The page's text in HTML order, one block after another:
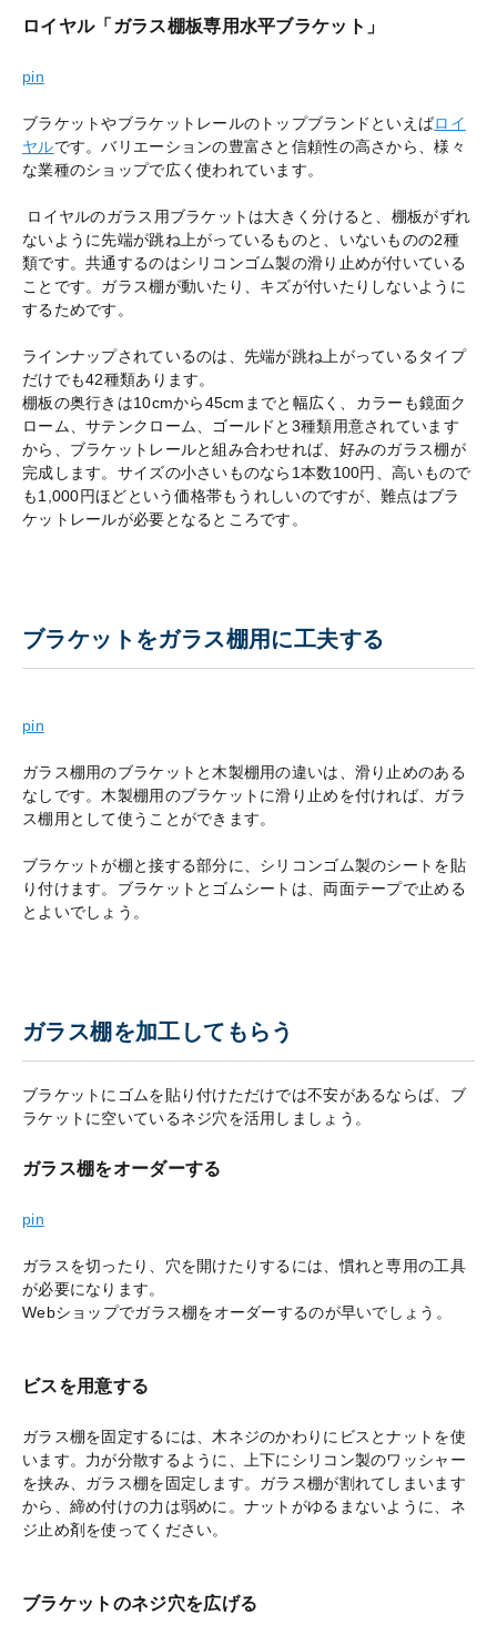
ロイヤル「ガラス棚板専用水平ブラケット」
pin
ブラケットやブラケットレールのトップブランドといえばロイ
ヤルです。バリエーションの豊富さと信頼性の高さから、様々
な業種のショップで広く使われています。
ロイヤルのガラス用ブラケットは大きく分けると、棚板がずれ
ないように先端が跳ね上がっているものと、いないものの2種
類です。共通するのはシリコンゴム製の滑り止めが付いている
ことです。ガラス棚が動いたり、キズが付いたりしないように
するためです。
ラインナップされているのは、先端が跳ね上がっているタイプ
だけでも42種類あります。
棚板の奥行きは10cmから45cmまでと幅広く、カラーも鏡面ク
ローム、サテンクローム、ゴールドと3種類用意されています
から、ブラケットレールと組み合わせれば、好みのガラス棚が
完成します。サイズの小さいものなら1本数100円、高いもので
も1,000円ほどという価格帯もうれしいのですが、難点はブラ
ケットレールが必要となるところです。
ブラケットをガラス棚用に工夫する
pin
ガラス棚用のブラケットと木製棚用の違いは、滑り止めのある
なしです。木製棚用のブラケットに滑り止めを付ければ、ガラ
ス棚用として使うことができます。
ブラケットが棚と接する部分に、シリコンゴム製のシートを貼
り付けます。ブラケットとゴムシートは、両面テープで止める
とよいでしょう。
ガラス棚を加工してもらう
ブラケットにゴムを貼り付けただけでは不安があるならば、ブ
ラケットに空いているネジ穴を活用しましょう。
ガラス棚をオーダーする
pin
ガラスを切ったり、穴を開けたりするには、慣れと専用の工具
が必要になります。
Webショップでガラス棚をオーダーするのが早いでしょう。
ビスを用意する
ガラス棚を固定するには、木ネジのかわりにビスとナットを使
います。力が分散するように、上下にシリコン製のワッシャー
を挟み、ガラス棚を固定します。ガラス棚が割れてしまいます
から、締め付けの力は弱めに。ナットがゆるまないように、ネ
ジ止め剤を使ってください。
ブラケットのネジ穴を広げる